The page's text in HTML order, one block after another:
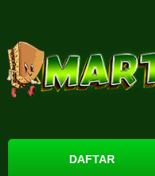
DAFTAR